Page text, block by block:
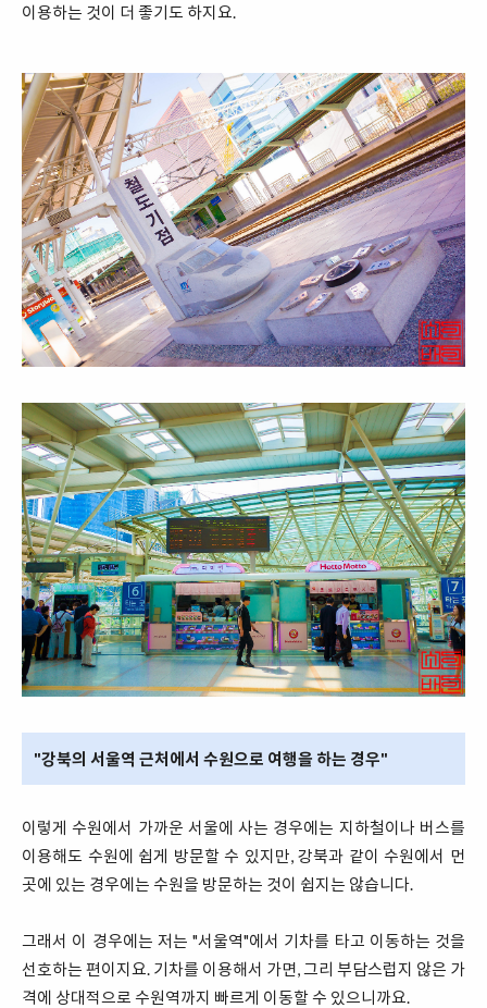
이용하는 것이 더 좋기도 하지요.
"강북의 서울역 근처에서 수원으로 여행을 하는 경우"
이렇게 수원에서 가까운 서울에 사는 경우에는 지하철이나 버스를
이용해도 수원에 쉽게 방문할 수 있지만, 강북과 같이 수원에서 먼
곳에 있는 경우에는 수원을 방문하는 것이 쉽지는 않습니다.
그래서 이 경우에는 저는 "서울역"에서 기차를 타고 이동하는 것을
선호하는 편이지요. 기차를 이용해서 가면, 그리 부담스럽지 않은 가
격에 상대적으로 수원역까지 빠르게 이동할 수 있으니까요.